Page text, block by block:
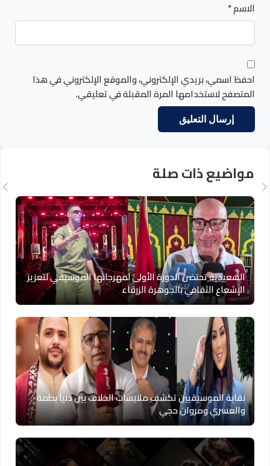
الاسم*
احفظ اسمي، بريدي الإلكتروني، والموقع الإلكتروني في هذا
المتصفح لاستخدامها المرة المقبلة في تعليقي.
مواضيع ذات صلة
السعيدية تحتضن الدورة الأولى لمهرجانها الموسيقي لتعزيز
الإشعاع الثقافي بالجوهرة الزرقاء
نقابة الموسيقيين تكشف ملابسات الخلاف بين دنيا بطمة
والعسري ومروان حجي